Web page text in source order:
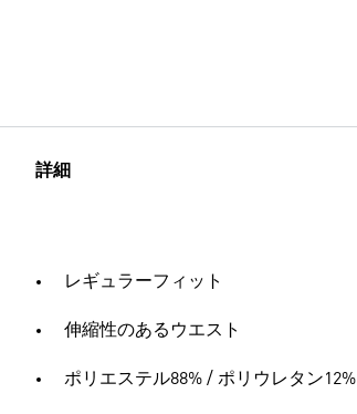
詳細
レギュラーフィット
伸縮性のあるウエスト
ポリエステル88% / ポリウレタン12%